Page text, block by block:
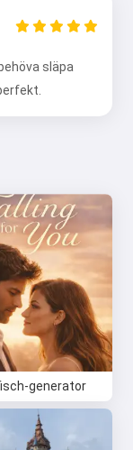
släpa
generator